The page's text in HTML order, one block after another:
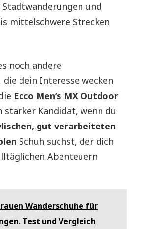
und
mittelschwere Strecken
noch andere
die dein Interesse wecken
Ecco Men’s MX Outdoor
starker Kandidat, wenn du
gut verarbeiteten
Schuh suchst, der dich
Abenteuern
Wanderschuhe für
Test und Vergleich